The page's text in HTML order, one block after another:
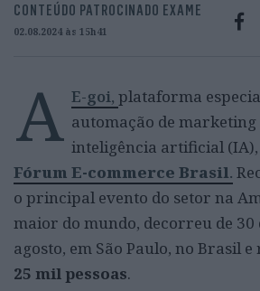
CONTEÚDO PATROCINADO EXAME
02.08.2024 às 15h41
A E-goi, plataforma
automação de
inteligência artificial
Fórum E-commerce Brasil.
o principal evento do setor na
maior do mundo, decorreu de 30
agosto, em São Paulo, no Brasil
25 mil pessoas.